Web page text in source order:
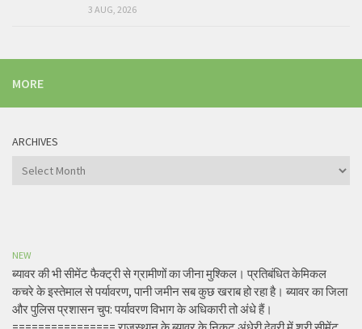
3 AUG, 2026
MORE
ARCHIVES
Archives
NEW
ब्यावर की भी सीमेंट फैक्ट्री से ग्रामीणों का जीना मुश्किल। प्रतिबंधित केमिकल
कचरे के इस्तेमाल से पर्यावरण, पानी जमीन सब कुछ खराब हो रहा है। ब्यावर का जिला
और पुलिस प्रशासन चुप: पर्यावरण विभाग के अधिकारी तो अंधे हैं।